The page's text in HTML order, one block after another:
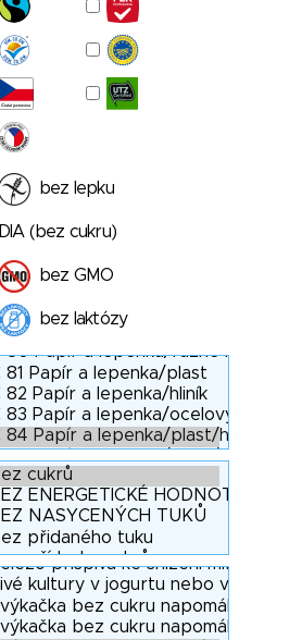
bez lepku
DIA (bez cukru)
bez GMO
bez laktózy